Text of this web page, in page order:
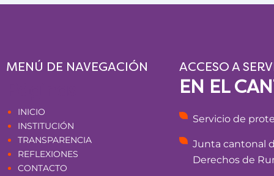
MENÚ DE NAVEGACIÓN
INICIO
INSTITUCIÓN
TRANSPARENCIA
REFLEXIONES
CONTACTO
ACCESO A
EN EL
Servicio de
Junta cantonal
Derechos de